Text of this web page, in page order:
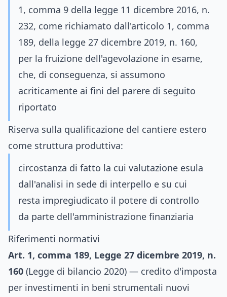
1, comma 9 della legge 11 dicembre 2016, n.
232, come richiamato dall'articolo 1, comma
189, della legge 27 dicembre 2019, n. 160,
per la fruizione dell'agevolazione in esame,
che, di conseguenza, si assumono
acriticamente ai fini del parere di seguito
riportato
Riserva sulla qualificazione del cantiere estero
come struttura produttiva:
circostanza di fatto la cui valutazione esula
dall'analisi in sede di interpello e su cui
resta impregiudicato il potere di controllo
da parte dell'amministrazione finanziaria
Riferimenti normativi
Art. 1, comma 189, Legge 27 dicembre 2019, n.
160 (Legge di bilancio 2020) — credito d'imposta
per investimenti in beni strumentali nuovi